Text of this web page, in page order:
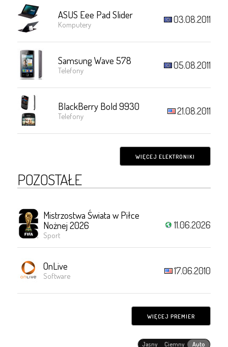
ASUS Eee Pad Slider
Komputery 03.08.2011
Samsung Wave 578
Telefony 05.08.2011
BlackBerry Bold 9930
Telefony 21.08.2011
WIĘCEJ ELEKTRONIKI
POZOSTAŁE
Mistrzostwa Świata w Piłce
Nożnej 2026
Sport
11.06.2026
OnLive
Software 17.06.2010
WIĘCEJ PREMIER
Jasny Ciemny Auto